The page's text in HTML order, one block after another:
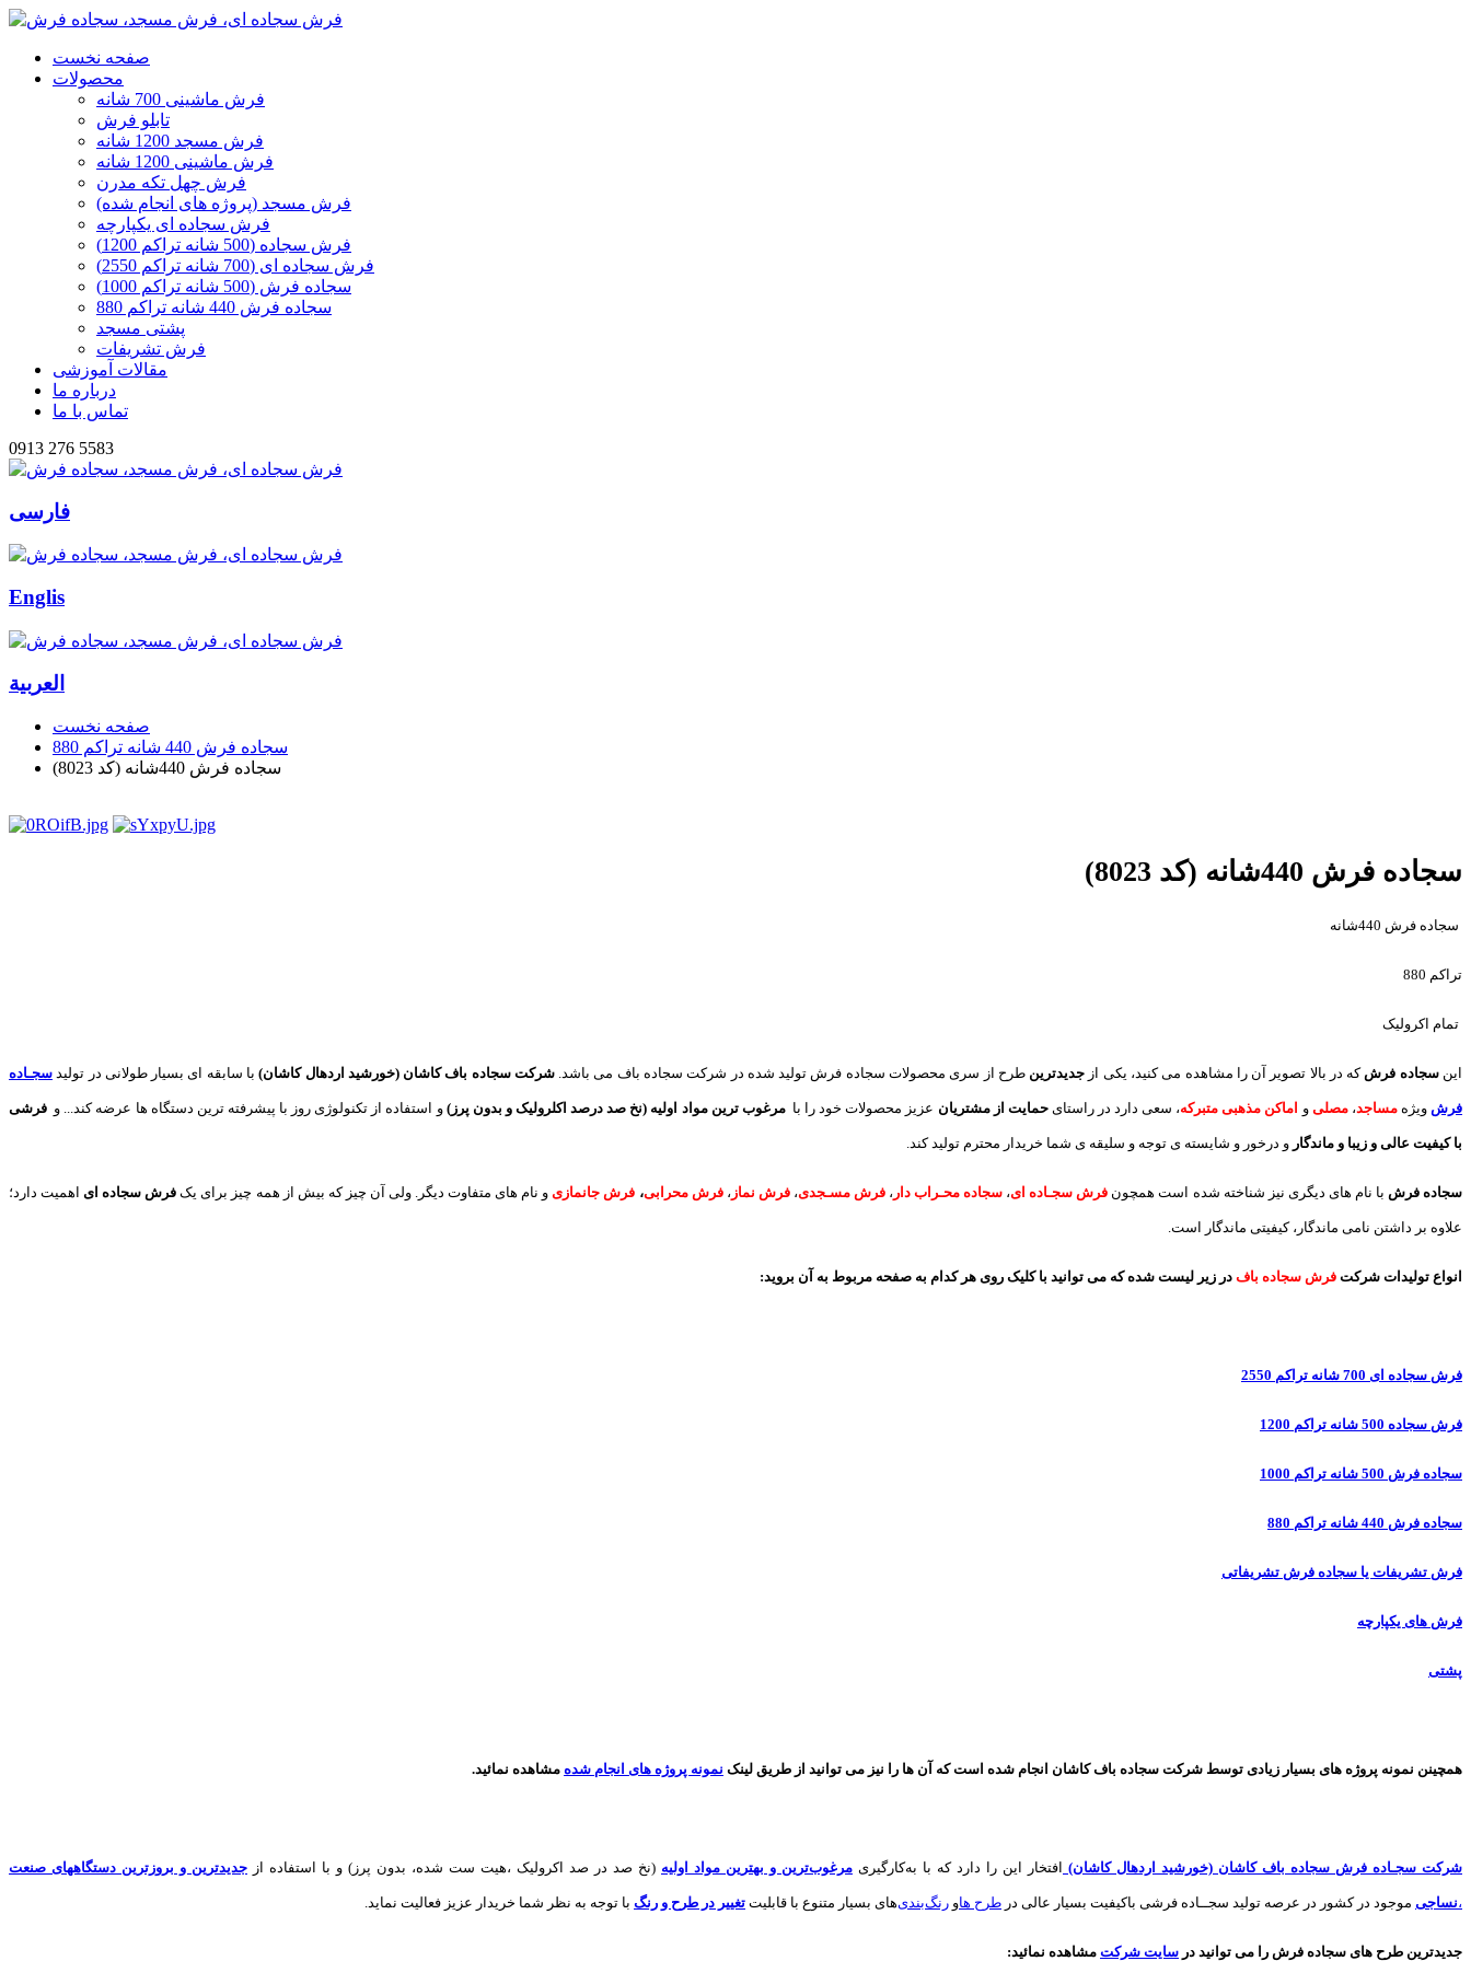
صفحه نخست
محصولات
فرش ماشینی 700 شانه
تابلو فرش
فرش مسجد 1200 شانه
فرش ماشینی 1200 شانه
فرش چهل تکه مدرن
فرش مسجد (پروژه های انجام شده)
فرش سجاده ای یکپارچه
فرش سجاده (500 شانه تراکم 1200)
فرش سجاده ای (700 شانه تراکم 2550)
سجاده فرش (500 شانه تراکم 1000)
سجاده فرش 440 شانه تراکم 880
پشتی مسجد
فرش تشریفات
مقالات آموزشی
درباره ما
تماس با ما
0913 276 5583
فارسی
Englis
العربیة
صفحه نخست
سجاده فرش 440 شانه تراکم 880
سجاده فرش 440شانه (کد 8023)
سجاده فرش 440شانه (کد 8023)
سجاده فرش 440شانه
تراکم 880
تمام اکرولیک
اینسجاده فرش که در بالا تصویر آن را مشاهده می کنید، یکی از جدیدترین طرح از سری محصولات سجاده فرش تولید شده در شرکت سجاده باف می باشد.شرکت سجاده باف کاشان (خورشید اردهال کاشان)با سابقه ای بسیار طولانی در تولید سجـاده
فرش ویژهمساجد،مصلی و اماکن مذهبی متبرکه، سعی دارد در راستایحمایت از مشتریان عزیز محصولات خود را بامرغوب ترین مواد اولیه (نخ صد درصد اکلرولیک و بدون پرز) و استفاده از تکنولوژی روز با پیشرفته ترین دستگاه ها عرضه کند... و فرشی
با کیفیت عالی و زیبا و ماندگار و درخور و شایسته ی توجه و سلیقه ی شما خریدار محترم تولید کند.
سجاده فرش با نام های دیگری نیز شناخته شده است همچون فرش سجـاده ای، سجاده محـراب دار ،فرش مسـجدی،فرش نماز ،فرش محرابی، فرش جانمازیو نام های متفاوت دیگر. ولی آن چیز که بیش از همه چیز برای یک فرش سجاده ایاهمیت دارد؛
علاوه بر داشتن نامی ماندگار، کیفیتی ماندگار است.
انواع تولیدات شرکت فرش سجاده باف در زیر لیست شده که می توانید با کلیک روی هر کدام به صفحه مربوط به آن بروید:
فرش سجاده ای 700 شانه تراکم 2550
فرش سجاده 500 شانه تراکم 1200
سجاده فرش 500 شانه تراکم 1000
سجاده فرش 440 شانه تراکم 880
فرش تشریفات یا سجاده فرش تشریفاتی
فرش های یکپارچه
پشتی
همچینن نمونه پروژه های بسیار زیادی توسط شرکت سجاده باف کاشان انجام شده است که آن ها را نیز می توانید از طریق لینک نمونه پروژه های انجام شده مشاهده نمائید.
شرکت سجـاده فرش سجاده باف کاشان (خورشید اردهال کاشان) افتخار این را دارد که با به‌کارگیری مرغوب‌ترین و بهترین مواد اولیه (نخ صد در صد اکرولیک ،هیت ست شده، بدون پرز) و با استفاده از جدیدترین و بروزترین دستگاههای صنعت
نساجی، موجود در کشور در عرصه تولید سجــاده فرشی باکیفیت بسیار عالی در طرح هاو های بسیار متنوع با قابلیت تغییر در طرح و رنگ با توجه به نظر شما خریدار عزیز فعالیت نماید.
جدیدترین طرح های سجاده فرش را می توانید در سایت شرکت مشاهده نمائید: